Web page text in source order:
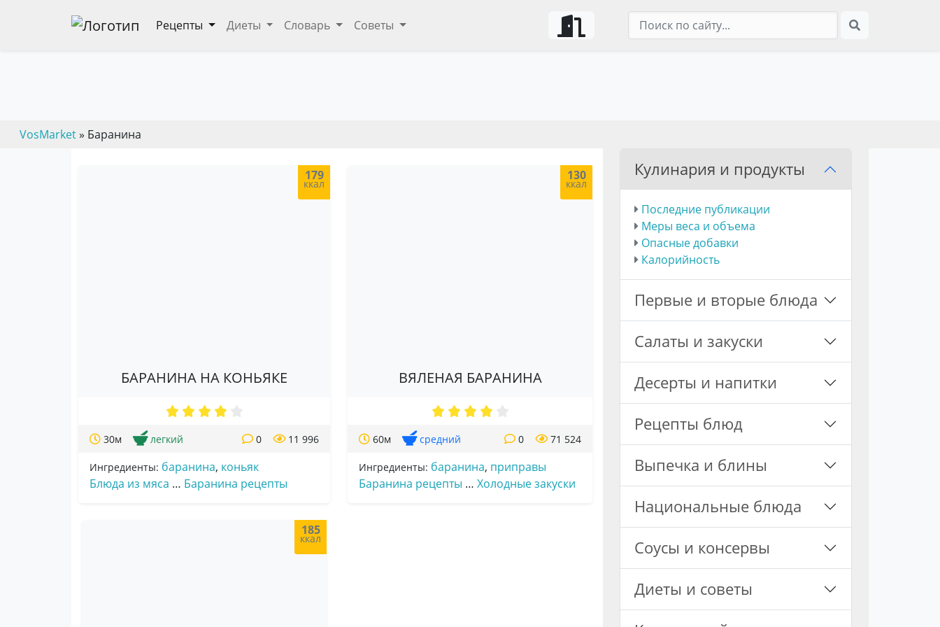
Рецепты Диеты Словарь Советы
VosMarket» Баранина
179
ккал
БАРАНИНА НА КОНЬЯКЕ
30м легкий 11 996
0
Ингредиенты: баранина, коньяк
Блюда из мяса … Баранина рецепты
130
ккал
ВЯЛЕНАЯ БАРАНИНА
60м средний 71 524
0
Ингредиенты: баранина, приправы
Баранина рецепты … Холодные закуски
185
ккал
Кулинария и продукты
Последние публикации
Меры веса и объема
Опасные добавки
Калорийность
Первые и вторые блюда
Салаты и закуски
Десерты и напитки
Рецепты блюд
Выпечка и блины
Национальные блюда
Соусы и консервы
Диеты и советы